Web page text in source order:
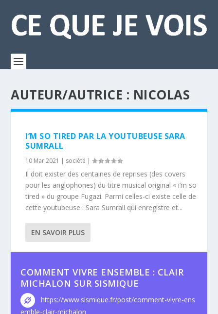
AUTEUR/AUTRICE : NICOLAS
I’M SO TIRED PAR LA YOUTUBEUSE SARA
SUMRALL
10 Mar 2021 | société |
Il doit exister des centaines de reprises (des covers
pour les anglophones) du titre musical original « i’m so
tired » du groupe Fugazi. Parmi celles-ci existe celle de
cette youtubeuse : Sara Sumrall qui enregistre et...
EN SAVOIR PLUS
COMMENT VIVRE ENSEMBLE : CLAIR
MICHALON SUR SISMIQUE
https://www.sismique.fr/post/comment-vivre-ens
emble-clair-michalon